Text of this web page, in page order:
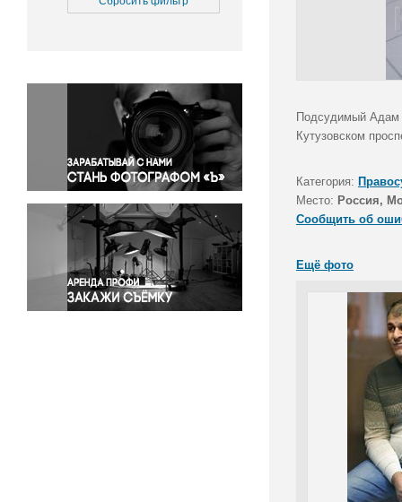
Окружающая среда
Политика
Правосудие
Происшествия и конфликты
Религия
Светская жизнь
Спорт
Экология
Экономика и бизнес
Подсудимый Адам
Кутузовском
Категория:
Место: Россия,
Сообщить об
Ещё фото